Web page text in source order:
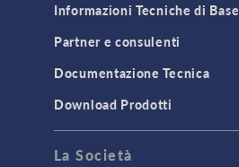
Informazioni Tecniche di Base
Partner e consulenti
Documentazione Tecnica
Download Prodotti
La Società